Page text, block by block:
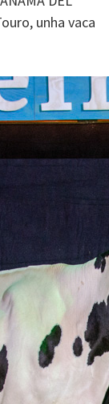
unha vaca